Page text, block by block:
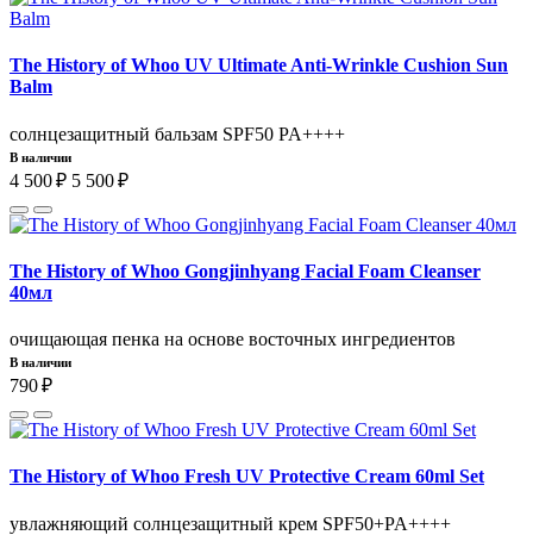
The History of Whoo UV Ultimate Anti-Wrinkle Cushion Sun
Balm
солнцезащитный бальзам SPF50 PA++++
В наличии
4 500 ₽ 5 500 ₽
The History of Whoo Gongjinhyang Facial Foam Cleanser
40мл
очищающая пенка на основе восточных ингредиентов
В наличии
790 ₽
The History of Whoo Fresh UV Protective Cream 60ml Set
увлажняющий солнцезащитный крем SPF50+PA++++